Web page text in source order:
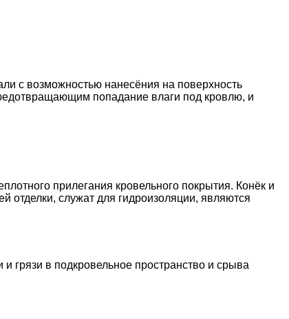
с возможностью нанесёния на поверхность
попадание влаги под кровлю, и
прилегания кровельного покрытия. Конёк и
служат для гидроизоляции, являются
грязи в подкровельное пространство и срыва